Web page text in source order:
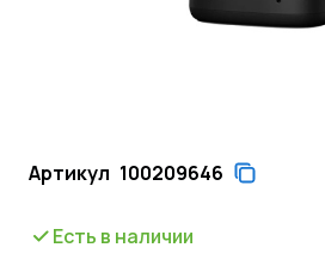
Артикул 100209646
Есть в наличии